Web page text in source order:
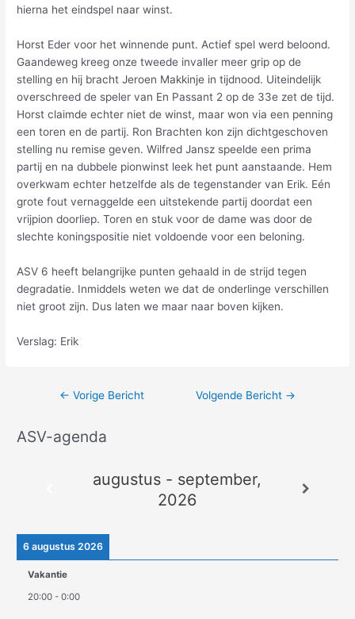
hierna het eindspel naar winst.
Horst Eder voor het winnende punt. Actief spel werd beloond.
Gaandeweg kreeg onze tweede invaller meer grip op de
stelling en hij bracht Jeroen Makkinje in tijdnood. Uiteindelijk
overschreed de speler van En Passant 2 op de 33e zet de tijd.
Horst claimde echter niet de winst, maar won via een penning
een toren en de partij. Ron Brachten kon zijn dichtgeschoven
stelling nu remise geven. Wilfred Jansz speelde een prima
partij en na dubbele pionwinst leek het punt aanstaande. Hem
overkwam echter hetzelfde als de tegenstander van Erik. Eén
grote fout vernaggelde een uitstekende partij doordat een
vrijpion doorliep. Toren en stuk voor de dame was door de
slechte koningspositie niet voldoende voor een beloning.
ASV 6 heeft belangrijke punten gehaald in de strijd tegen
degradatie. Inmiddels weten we dat de onderlinge verschillen
niet groot zijn. Dus laten we maar naar boven kijken.
Verslag: Erik
← Vorige Bericht Volgende Bericht →
ASV-agenda
augustus - september,
2026
6 augustus 2026
Vakantie
20:00 -0:00
A